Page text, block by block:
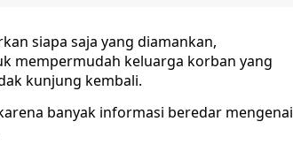
siapa saja yang diamankan,
mempermudah keluarga korban yang
kunjung kembali.
banyak informasi beredar mengenai